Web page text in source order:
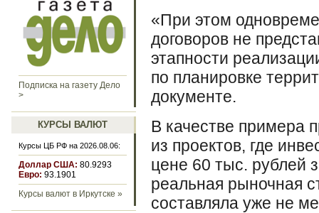
Подписка на газету Дело
>
КУРСЫ ВАЛЮТ
Курсы ЦБ РФ на 2026.08.06:
Доллар США: 80.9293
Евро: 93.1901
Курсы валют в Иркутске »
«При этом
договоров не
этапности
по планировке
документе.
В качестве примера
из проектов, где
цене 60 тыс. рублей
реальная рыночная
составляла уже не